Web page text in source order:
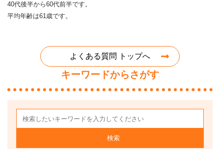
40代後半から60代前半です。
平均年齢は61歳です。
よくある質問 トップへ
キーワードからさがす
検索